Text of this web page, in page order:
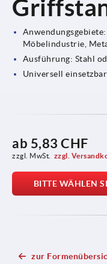
Möbelindustrie,
Ausführung: Stahl
Universell einsetzbar
ab 5,83 CHF
zzgl. MwSt. zzgl.
BITTE WÄHLEN
zur